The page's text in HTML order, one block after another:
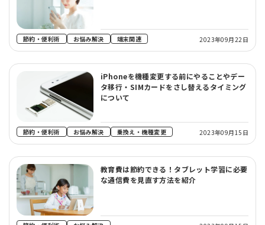
節約・便利術 お悩み解決 端末関連 2023年09月22日
iPhoneを機種変更する前にやることやデー
タ移行・SIMカードをさし替えるタイミング
について
節約・便利術 お悩み解決 乗換え・機種変更 2023年09月15日
教育費は節約できる！タブレット学習に必要
な通信費を見直す方法を紹介